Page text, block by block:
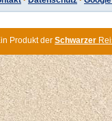
Produkt der Schwarzer